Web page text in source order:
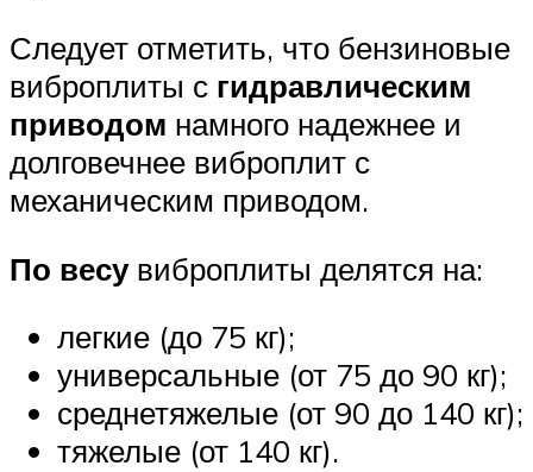
Следует отметить, что бензиновые
виброплиты с гидравлическим
приводом намного надежнее и
долговечнее виброплит с
механическим приводом.
По весувиброплиты делятся на:
легкие (до 75 кг);
универсальные (от 75 до 90 кг);
среднетяжелые (от 90 до 140 кг);
тяжелые (от 140 кг).